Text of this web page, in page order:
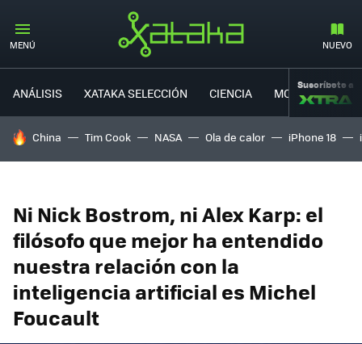
MENÚ NUEVO
ANÁLISIS XATAKA SELECCIÓN CIENCIA MOVILIDAD
Suscríbete a
HOY SE HABLA DE
China Tim Cook NASA Ola de calor iPhone 18
Ni Nick Bostrom, ni Alex Karp: el
filósofo que mejor ha entendido
nuestra relación con la
inteligencia artificial es Michel
Foucault